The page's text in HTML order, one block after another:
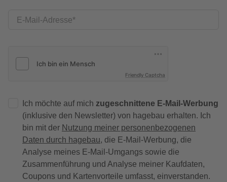
E-Mail-Adresse
Friendly Captcha
Ich möchte auf mich zugeschnittene E-Mail-Werbung
(inklusive den Newsletter) von hagebau erhalten. Ich
bin mit der Nutzung meiner personenbezogenen
Daten durch hagebau, die E-Mail-Werbung, die
Analyse meines E-Mail-Umgangs sowie die
Zusammenführung und Analyse meiner Kaufdaten,
Coupons und Kartenvorteile umfasst, einverstanden.